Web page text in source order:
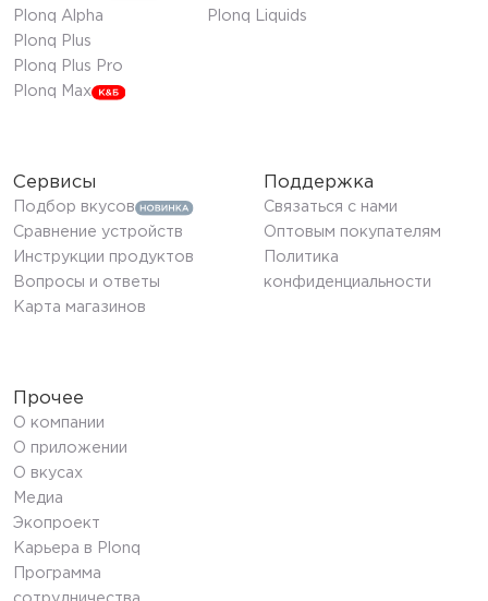
Plonq Alpha
Plonq Plus
Plonq Plus Pro
Plonq Max
Plonq Liquids
Сервисы
Подбор вкусов
Сравнение устройств
Инструкции продуктов
Вопросы и ответы
Карта магазинов
Поддержка
Связаться с нами
Оптовым покупателям
Политика
конфиденциальности
Прочее
О компании
О приложении
О вкусах
Медиа
Экопроект
Карьера в Plonq
Программа